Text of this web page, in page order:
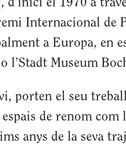
d’inici el 1970 a
Internacional de
a Europa, en
l’Stadt Museum
porten el seu
espais de renom
anys de la seva